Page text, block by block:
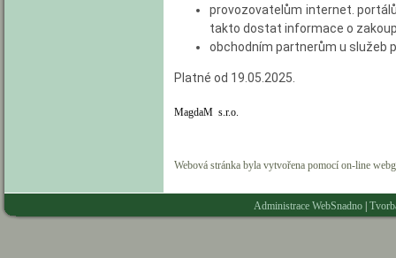
provozovatelům internet.
takto dostat informace o
obchodním partnerům u služeb
Platné od 19.05.2025.
MagdaM s.r.o.
Webová stránka byla vytvořena pomocí on-line
Administrace WebSnadno